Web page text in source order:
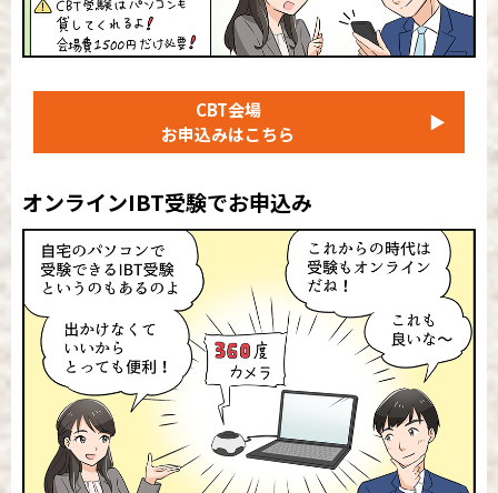
CBT会場
お申込みはこちら
▶
オンラインIBT受験でお申込み